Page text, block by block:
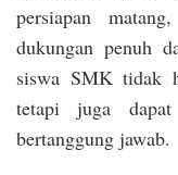
persiapan
dukungan penuh
siswa SMK tidak
tetapi juga
bertanggung jawab.